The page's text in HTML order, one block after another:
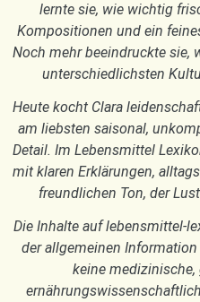
lernte sie, wie wichtig
Kompositionen und ein
Noch mehr beeindruckte sie,
unterschiedlichsten
Heute kocht Clara
am liebsten saisonal,
Detail. Im Lebensmittel
mit klaren Erklärungen,
freundlichen Ton, der
Die Inhalte auf lebensmittel-
der allgemeinen
keine